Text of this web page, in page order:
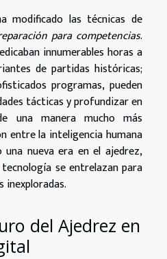
modificado las técnicas de
para competencias.
innumerables horas a
de partidas históricas;
programas, pueden
tácticas y profundizar en
una manera mucho más
entre la inteligencia humana
nueva era en el ajedrez,
se entrelazan para
del Ajedrez en